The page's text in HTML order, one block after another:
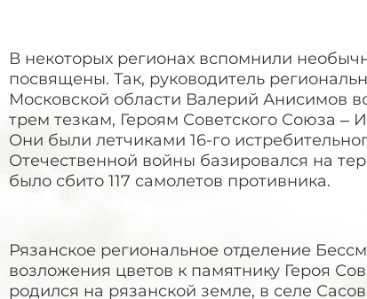
В некоторых регионах вспомнили
посвящены. Так, руководитель
Московской области Валерий Анисимов
трем тезкам, Героям Советского Союза –
Они были летчиками 16-го
Отечественной войны базировался на
было сбито 117 самолетов противника.
Рязанское региональное отделение
возложения цветов к памятнику Героя
родился на рязанской земле, в селе